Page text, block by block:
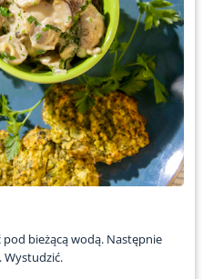
pod bieżącą wodą. Następnie
Wystudzić.